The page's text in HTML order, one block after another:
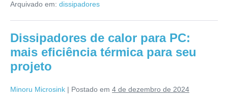
Arquivado em: dissipadores
Dissipadores de calor para PC:
mais eficiência térmica para seu
projeto
Minoru Microsink | Postado em 4 de dezembro de 2024